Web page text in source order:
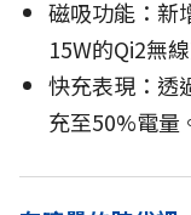
磁吸功能：新
15W的Qi2無
快充表現：透
充至50%電量